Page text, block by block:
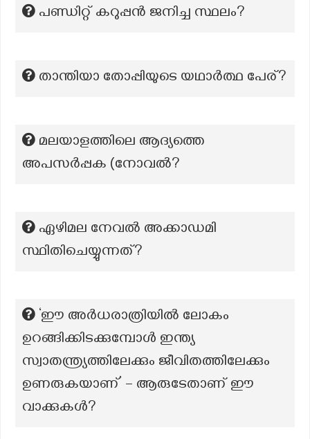
പണ്ഡിറ്റ് കറുപ്പൻ ജനിച്ച സ്ഥലം?
താന്തിയാ തോപ്പിയുടെ യഥാർത്ഥ പേര്?
മലയാളത്തിലെ ആദ്യത്തെ
അപസര്‍പ്പക (നോവല്‍?
ഏഴിമല നേവല്‍ അക്കാഡമി
സ്ഥിതിചെയ്യുന്നത്?
‘ഈ അർധരാത്രിയിൽ ലോകം
ഉറങ്ങിക്കിടക്കുമ്പോൾ ഇന്ത്യ
സ്വാതന്ത്ര്യത്തിലേക്കും ജീവിതത്തിലേക്കും
ഉണരുകയാണ്’ – ആരുടേതാണ് ഈ
വാക്കുകൾ?